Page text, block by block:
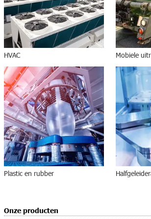
HVAC Mobiele
Plastic en rubber
Onze producten